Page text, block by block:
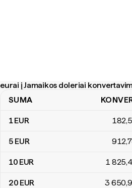
eurai į Jamaikos doleriai
eurai į Jamaikos doleriai konvertavimo
SUMA
1EUR 182
5 EUR 912
10 EUR 1 825
20 EUR 3 650